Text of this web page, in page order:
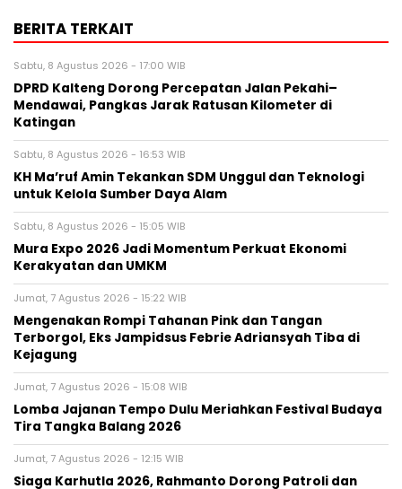
BERITA TERKAIT
Sabtu, 8 Agustus 2026 - 17:00 WIB
DPRD Kalteng Dorong Percepatan Jalan Pekahi–
Mendawai, Pangkas Jarak Ratusan Kilometer di
Katingan
Sabtu, 8 Agustus 2026 - 16:53 WIB
KH Ma’ruf Amin Tekankan SDM Unggul dan Teknologi
untuk Kelola Sumber Daya Alam
Sabtu, 8 Agustus 2026 - 15:05 WIB
Mura Expo 2026 Jadi Momentum Perkuat Ekonomi
Kerakyatan dan UMKM
Jumat, 7 Agustus 2026 - 15:22 WIB
Mengenakan Rompi Tahanan Pink dan Tangan
Terborgol, Eks Jampidsus Febrie Adriansyah Tiba di
Kejagung
Jumat, 7 Agustus 2026 - 15:08 WIB
Lomba Jajanan Tempo Dulu Meriahkan Festival Budaya
Tira Tangka Balang 2026
Jumat, 7 Agustus 2026 - 12:15 WIB
Siaga Karhutla 2026, Rahmanto Dorong Patroli dan